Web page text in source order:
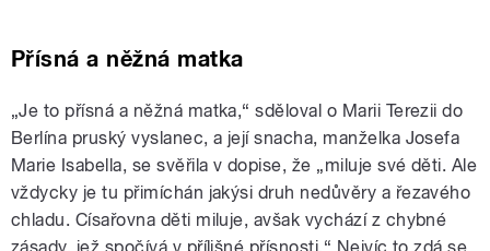
Přísná a něžná matka
„Je to přísná a něžná matka,“ sděloval o Marii Terezii do
Berlína pruský vyslanec, a její snacha, manželka Josefa
Marie Isabella, se svěřila v dopise, že „miluje své děti. Ale
vždycky je tu přimíchán jakýsi druh nedůvěry a řezavého
chladu. Císařovna děti miluje, avšak vychází z chybné